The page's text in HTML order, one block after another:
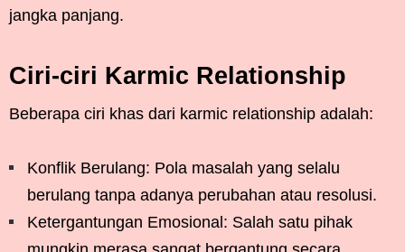
jangka panjang.
Ciri-ciri Karmic Relationship
Beberapa ciri khas dari karmic relationship adalah:
Konflik Berulang: Pola masalah yang selalu
berulang tanpa adanya perubahan atau resolusi.
Ketergantungan Emosional: Salah satu pihak